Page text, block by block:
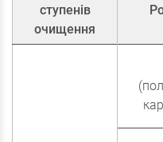
ступенів
очищення